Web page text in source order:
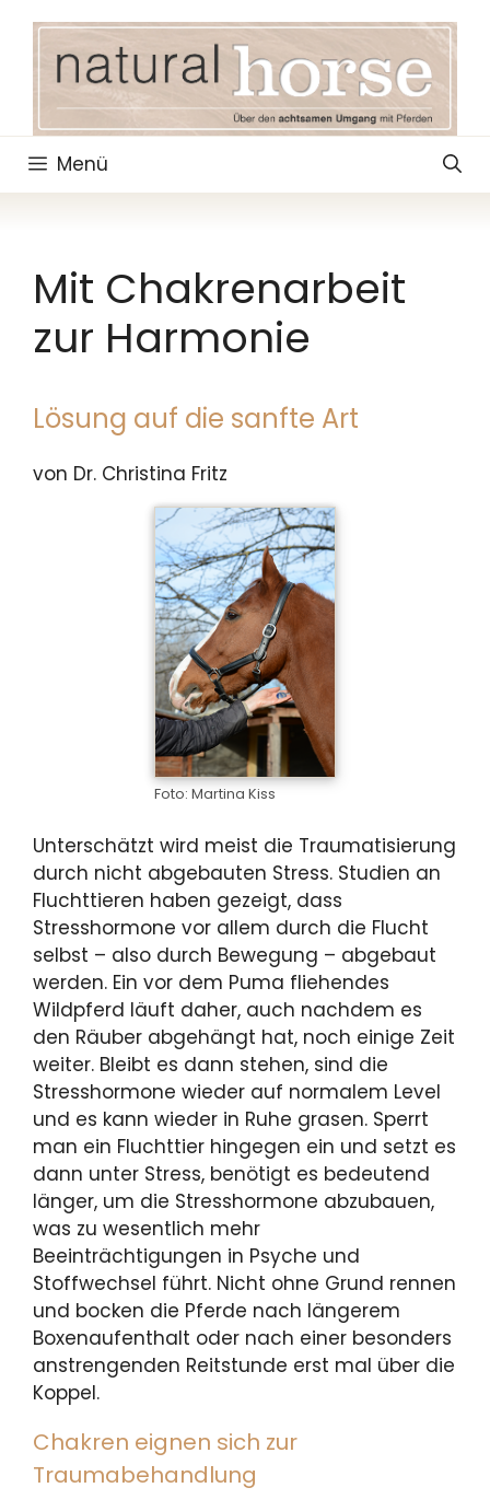
springen
Menü
Mit Chakrenarbeit
zur Harmonie
Lösung auf die sanfte Art
von Dr. Christina Fritz
Foto: Martina Kiss
Unterschätzt wird meist die Traumatisierung
durch nicht abgebauten Stress. Studien an
Fluchttieren haben gezeigt, dass
Stresshormone vor allem durch die Flucht
selbst – also durch Bewegung – abgebaut
werden. Ein vor dem Puma fliehendes
Wildpferd läuft daher, auch nachdem es
den Räuber abgehängt hat, noch einige Zeit
weiter. Bleibt es dann stehen, sind die
Stresshormone wieder auf normalem Level
und es kann wieder in Ruhe grasen. Sperrt
man ein Fluchttier hingegen ein und setzt es
dann unter Stress, benötigt es bedeutend
länger, um die Stresshormone abzubauen,
was zu wesentlich mehr
Beeinträchtigungen in Psyche und
Stoffwechsel führt. Nicht ohne Grund rennen
und bocken die Pferde nach längerem
Boxenaufenthalt oder nach einer besonders
anstrengenden Reitstunde erst mal über die
Koppel.
Chakren eignen sich zur
Traumabehandlung